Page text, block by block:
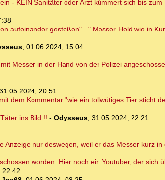
- KEIN Sanitäter oder Arzt kümmert sich bis
aufeinander gestoßen" - " Messer-Held wie in
, 01.06.2024, 15:04
Messer in der Hand von der Polizei
31.05.2024, 20:51
dem Kommentar "wie ein tollwütiges Tier sticht
ins Bild !! - Odysseus, 31.05.2024, 22:21
nur deswegen, weil er das Messer kurz in
worden. Hier noch ein Youtuber, der sich
22:42